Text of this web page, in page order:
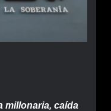
millonaria, caída